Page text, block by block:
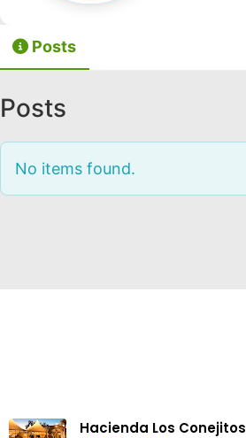
Posts
Posts
No items found.
Hacienda Los Conejitos